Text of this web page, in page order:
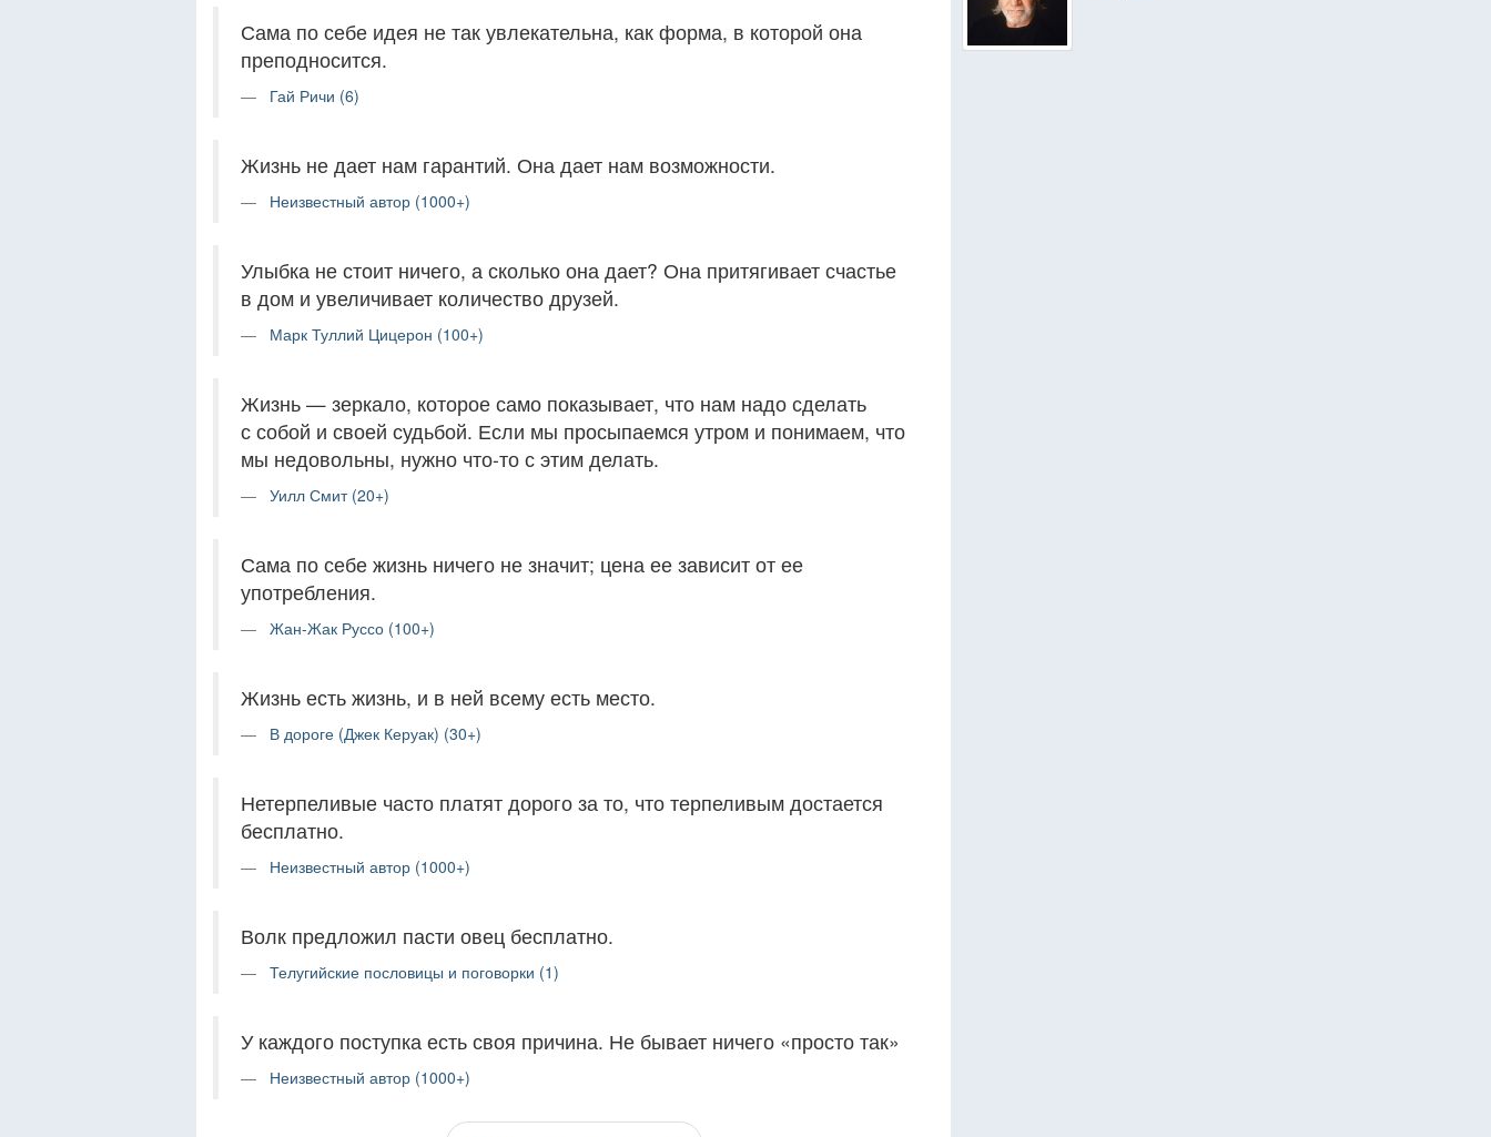
Сама по себе идея не так увлекательна, как форма, в которой она
преподносится.
Гай Ричи (6)
Жизнь не дает нам гарантий. Она дает нам возможности.
Неизвестный автор (1000+)
Улыбка не стоит ничего, а сколько она дает? Она притягивает счастье
в дом и увеличивает количество друзей.
Марк Туллий Цицерон (100+)
Жизнь — зеркало, которое само показывает, что нам надо сделать
с собой и своей судьбой. Если мы просыпаемся утром и понимаем, что
мы недовольны, нужно что-то с этим делать.
Уилл Смит (20+)
Сама по себе жизнь ничего не значит; цена ее зависит от ее
употребления.
Жан-Жак Руссо (100+)
Жизнь есть жизнь, и в ней всему есть место.
В дороге (Джек Керуак) (30+)
Нетерпеливые часто платят дорого за то, что терпеливым достается
бесплатно.
Неизвестный автор (1000+)
Волк предложил пасти овец бесплатно.
Телугийские пословицы и поговорки (1)
У каждого поступка есть своя причина. Не бывает ничего «просто так»
Неизвестный автор (1000+)